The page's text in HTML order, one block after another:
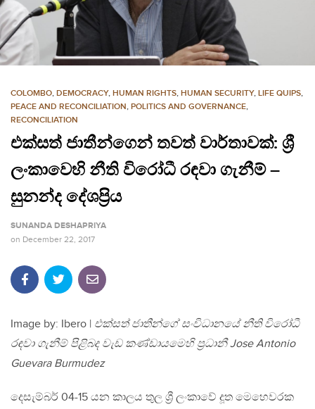
o
n
t
e
COLOMBO, DEMOCRACY, HUMAN RIGHTS, HUMAN SECURITY, LIFE QUIPS,
PEACE AND RECONCILIATION, POLITICS AND GOVERNANCE,
RECONCILIATION
එක්සත් ජාතීන්ගෙන් තවත් වාර්තාවක්: ශ්‍රී
ලංකාවෙහි නීති විරෝධී රඳවා ගැනීම් –
සුනන්ද දේශප්‍රිය
SUNANDA DESHAPRIYA
on December 22, 2017
Image by: Ibero | එක්සත් ජාතීන්ගේ සංවිධානයේ නීති විරෝධී
රඳවා ගැනීම් පිළිබද වැඩ කණ්ඩායමෙහි ප්‍රධානී Jose Antonio
Guevara Burmudez
දෙසැම්බර් 04-15 යන කාලය තුල ශ්‍රී ලංකාවේ දූත මෙහෙවරක